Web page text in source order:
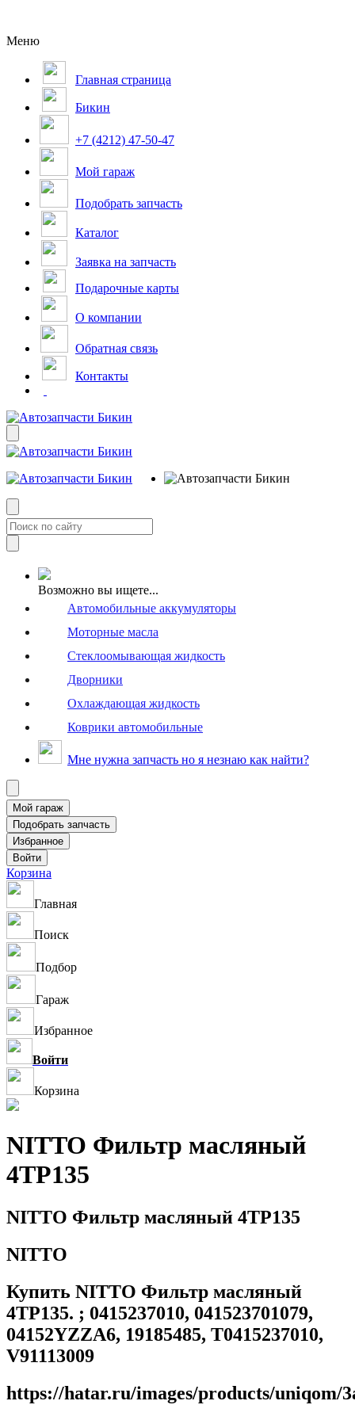
Меню
Главная страница
Бикин
+7 (4212) 47-50-47
Мой гараж
Подобрать запчасть
Каталог
Заявка на запчасть
Подарочные карты
О компании
Обратная связь
Контакты
Возможно вы ищете...
Автомобильные аккумуляторы
Моторные масла
Стеклоомывающая жидкость
Дворники
Охлаждающая жидкость
Коврики автомобильные
Мне нужна запчасть но я незнаю как найти?
Корзина
Главная
Поиск
Подбор
Гараж
Избранное
Войти
Корзина
NITTO Фильтр масляный
4TP135
NITTO Фильтр масляный 4TP135
NITTO
Купить NITTO Фильтр масляный
4TP135. ; 0415237010, 041523701079,
04152YZZA6, 19185485, T0415237010,
V91113009
https://hatar.ru/images/products/uniqom/